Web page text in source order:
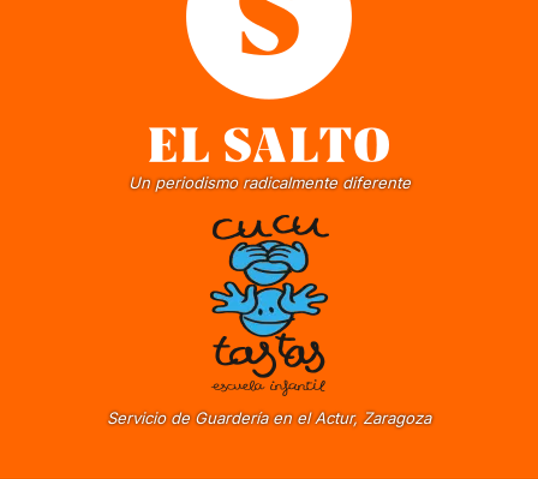
Un periodismo radicalmente diferente
Servicio de Guardería en el Actur, Zaragoza